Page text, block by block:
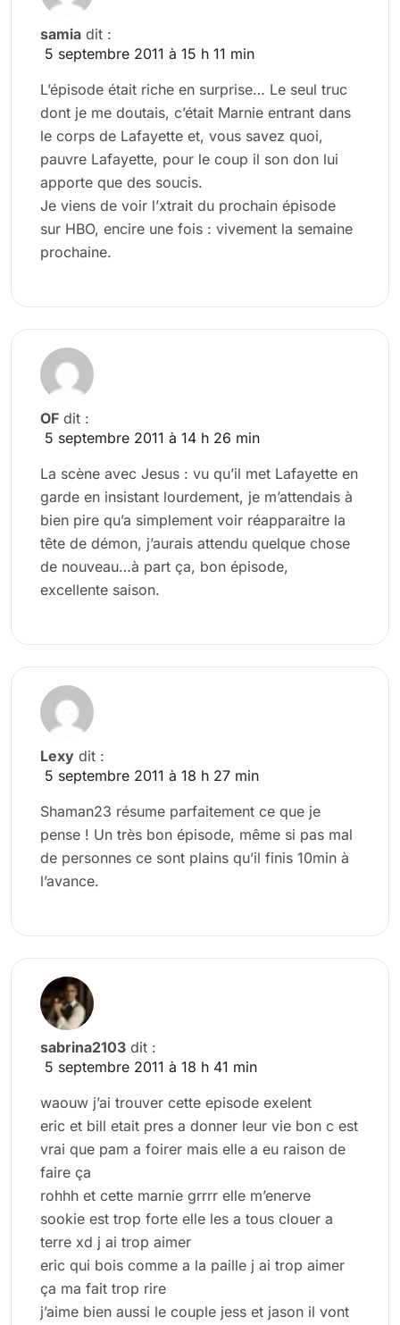
samia dit :
5 septembre 2011 à 15 h 11 min
L’épisode était riche en surprise… Le seul truc
dont je me doutais, c’était Marnie entrant dans
le corps de Lafayette et, vous savez quoi,
pauvre Lafayette, pour le coup il son don lui
apporte que des soucis.
Je viens de voir l’xtrait du prochain épisode
sur HBO, encire une fois : vivement la semaine
prochaine.
OF dit :
5 septembre 2011 à 14 h 26 min
La scène avec Jesus : vu qu’il met Lafayette en
garde en insistant lourdement, je m’attendais à
bien pire qu’a simplement voir réapparaitre la
tête de démon, j’aurais attendu quelque chose
de nouveau…à part ça, bon épisode,
excellente saison.
Lexy dit :
5 septembre 2011 à 18 h 27 min
Shaman23 résume parfaitement ce que je
pense ! Un très bon épisode, même si pas mal
de personnes ce sont plains qu’il finis 10min à
l’avance.
sabrina2103 dit :
5 septembre 2011 à 18 h 41 min
waouw j’ai trouver cette episode exelent
eric et bill etait pres a donner leur vie bon c est
vrai que pam a foirer mais elle a eu raison de
faire ça
rohhh et cette marnie grrrr elle m’enerve
sookie est trop forte elle les a tous clouer a
terre xd j ai trop aimer
eric qui bois comme a la paille j ai trop aimer
ça ma fait trop rire
j’aime bien aussi le couple jess et jason il vont